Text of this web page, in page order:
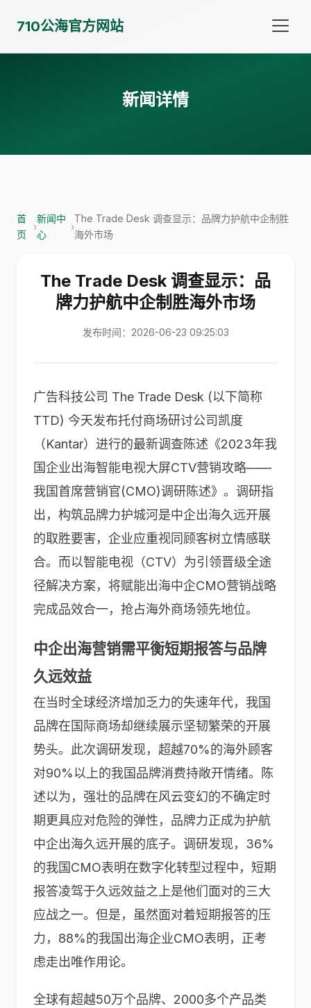
710公海官方网站
新闻详情
首
页
›
新闻中
心
›
The Trade Desk 调查显示：品牌力护航中企制胜
海外市场
The Trade Desk 调查显示：品
牌力护航中企制胜海外市场
发布时间：2026-06-23 09:25:03
广告科技公司 The Trade Desk (以下简称
TTD) 今天发布托付商场研讨公司凯度
（Kantar）进行的最新调查陈述《2023年我
国企业出海智能电视大屏CTV营销攻略——
我国首席营销官(CMO)调研陈述》。调研指
出，构筑品牌力护城河是中企出海久远开展
的取胜要害，企业应重视同顾客树立情感联
合。而以智能电视（CTV）为引领晋级全途
径解决方案，将赋能出海中企CMO营销战略
完成品效合一，抢占海外商场领先地位。
中企出海营销需平衡短期报答与品牌
久远效益
在当时全球经济增加乏力的失速年代，我国
品牌在国际商场却继续展示坚韧繁荣的开展
势头。此次调研发现，超越70%的海外顾客
对90%以上的我国品牌消费持敞开情绪。陈
述以为，强壮的品牌在风云变幻的不确定时
期更具应对危险的弹性，品牌力正成为护航
中企出海久远开展的底子。调研发现，36%
的我国CMO表明在数字化转型过程中，短期
报答凌驾于久远效益之上是他们面对的三大
应战之一。但是，虽然面对着短期报答的压
力，88%的我国出海企业CMO表明，正考
虑走出唯作用论。
全球有超越50万个品牌、2000多个产品类